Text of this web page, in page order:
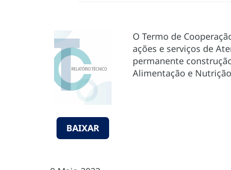
BAIXAR
O Termo de
ações e serviços de
permanente
Alimentação e